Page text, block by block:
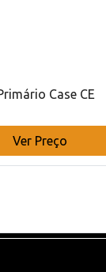
Case CE
Ver Preço